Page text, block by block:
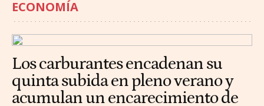
ECONOMÍA
Los carburantes encadenan su
quinta subida en pleno verano y
acumulan un encarecimiento de